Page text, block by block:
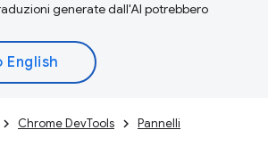
generate dall'AI potrebbero
Chrome DevTools Pannelli